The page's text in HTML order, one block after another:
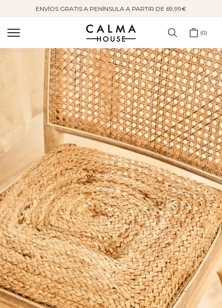
contenido
ENVÍOS GRATIS A PENÍNSULA A PARTIR DE 69,99€
0